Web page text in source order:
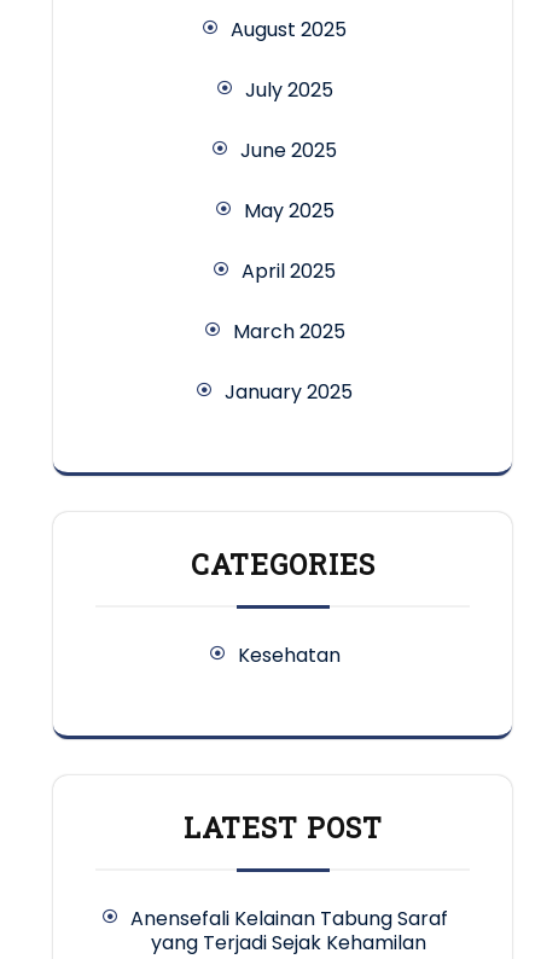
August 2025
July 2025
June 2025
May 2025
April 2025
March 2025
January 2025
CATEGORIES
Kesehatan
LATEST POST
Anensefali Kelainan Tabung Saraf
yang Terjadi Sejak Kehamilan